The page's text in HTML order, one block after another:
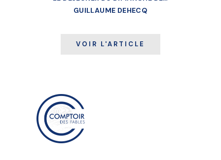
GUILLAUME DEHECQ
VOIR L'ARTICLE